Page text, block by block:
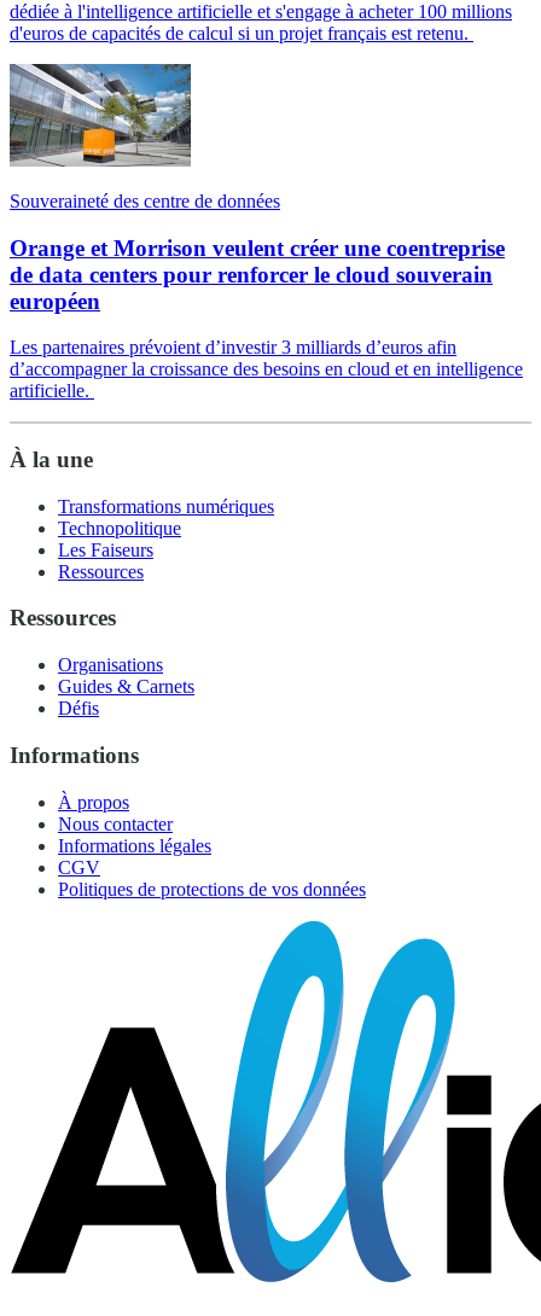
dédiée à l'intelligence artificielle et s'engage à acheter 100 millions
d'euros de capacités de calcul si un projet français est retenu.
Souveraineté des centre de données
Orange et Morrison veulent créer une coentreprise
de data centers pour renforcer le cloud souverain
européen
Les partenaires prévoient d’investir 3 milliards d’euros afin
d’accompagner la croissance des besoins en cloud et en intelligence
artificielle.
À la une
Transformations numériques
Technopolitique
Les Faiseurs
Ressources
Ressources
Organisations
Guides & Carnets
Défis
Informations
À propos
Nous contacter
Informations légales
CGV
Politiques de protections de vos données